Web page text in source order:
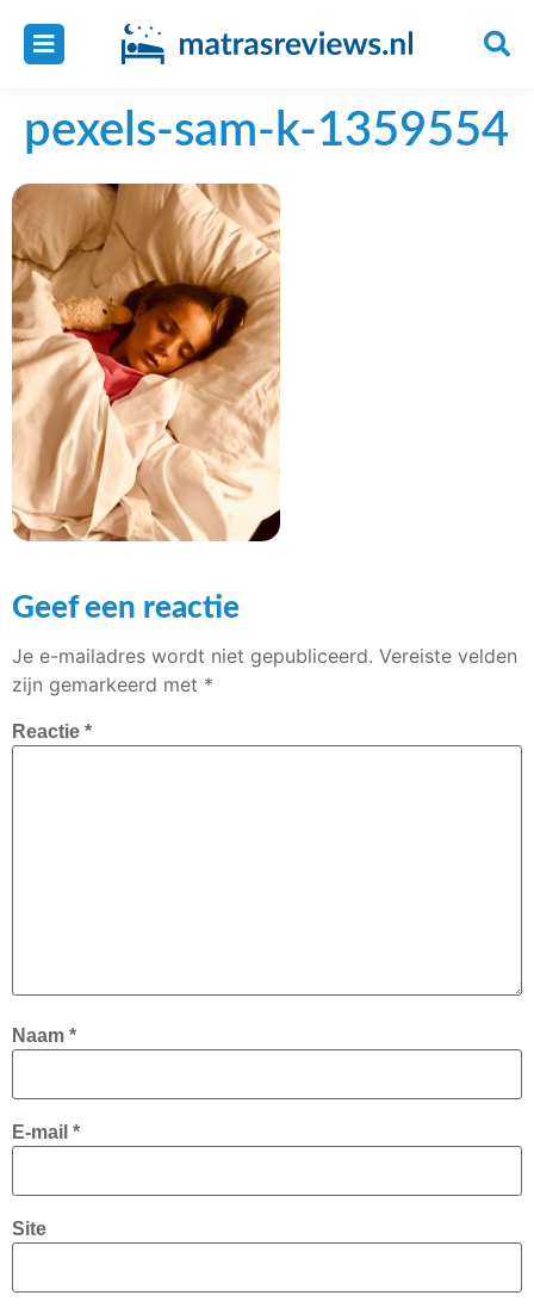
pexels-sam-k-1359554
Geef een reactie
Je e-mailadres wordt niet gepubliceerd. Vereiste velden
zijn gemarkeerd met *
Reactie *
Naam *
E-mail *
Site